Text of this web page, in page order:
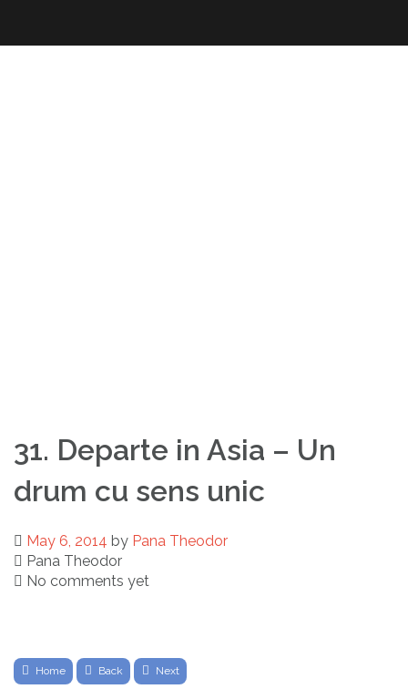
content
31. Departe in Asia – Un
drum cu sens unic
May 6, 2014 by Pana Theodor
Pana Theodor
No comments yet
Home Back Next